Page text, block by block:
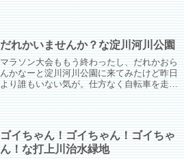
だれかいませんか？な淀川河川公園
マラソン大会ももう終わったし、だれかおら
んかなーと淀川河川公園に来てみたけど昨日
より誰もいない気が。仕方なく自転車を走ら
ゴイちゃん！ゴイちゃん！ゴイちゃ
ん！な打上川治水緑地